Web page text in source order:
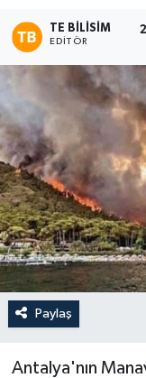
TE BILISIM
EDITÖR
Paylaş
Antalya'nın